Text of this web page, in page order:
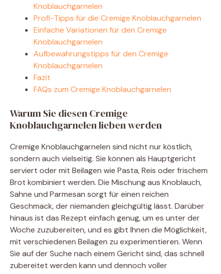
e
Knoblauchgarnelen
Profi-Tipps für die Cremige Knoblauchgarnelen
Einfache Variationen für den Cremige
Knoblauchgarnelen
Aufbewahrungstipps für den Cremige
Knoblauchgarnelen
Fazit
FAQs zum Cremige Knoblauchgarnelen
Warum Sie diesen Cremige
Knoblauchgarnelen lieben werden
Cremige Knoblauchgarnelen sind nicht nur köstlich,
sondern auch vielseitig. Sie können als Hauptgericht
serviert oder mit Beilagen wie Pasta, Reis oder frischem
Brot kombiniert werden. Die Mischung aus Knoblauch,
Sahne und Parmesan sorgt für einen reichen
Geschmack, der niemanden gleichgültig lässt. Darüber
hinaus ist das Rezept einfach genug, um es unter der
Woche zuzubereiten, und es gibt Ihnen die Möglichkeit,
mit verschiedenen Beilagen zu experimentieren. Wenn
Sie auf der Suche nach einem Gericht sind, das schnell
zubereitet werden kann und dennoch voller